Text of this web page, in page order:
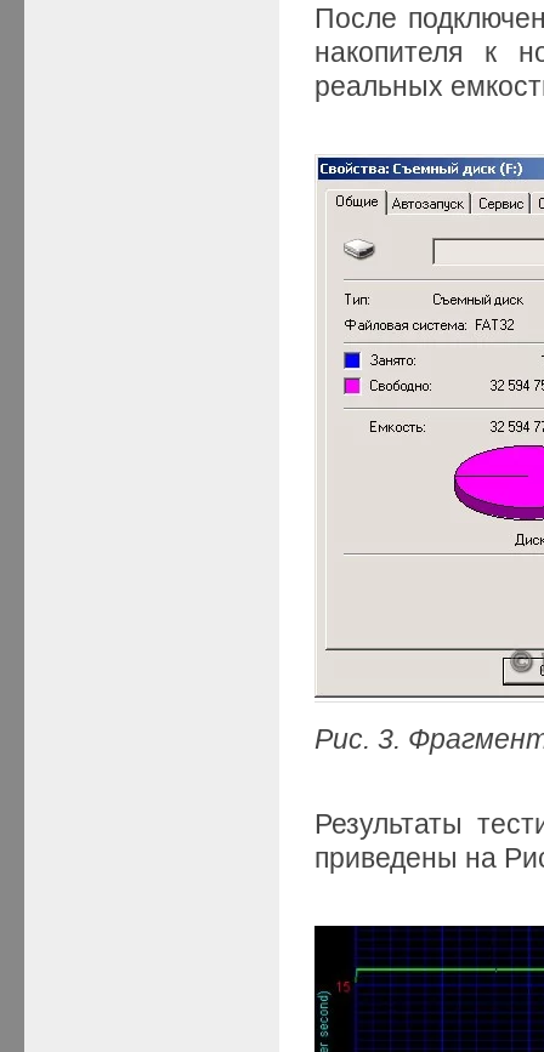
После
накопителя к
реальных
Рис. 3.
Результаты
приведены на